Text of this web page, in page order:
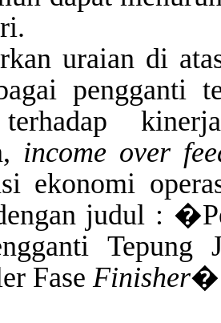
uraian di
pengganti
terhadap kinerja
income over
ekonomi
judul :
FaseFinisher